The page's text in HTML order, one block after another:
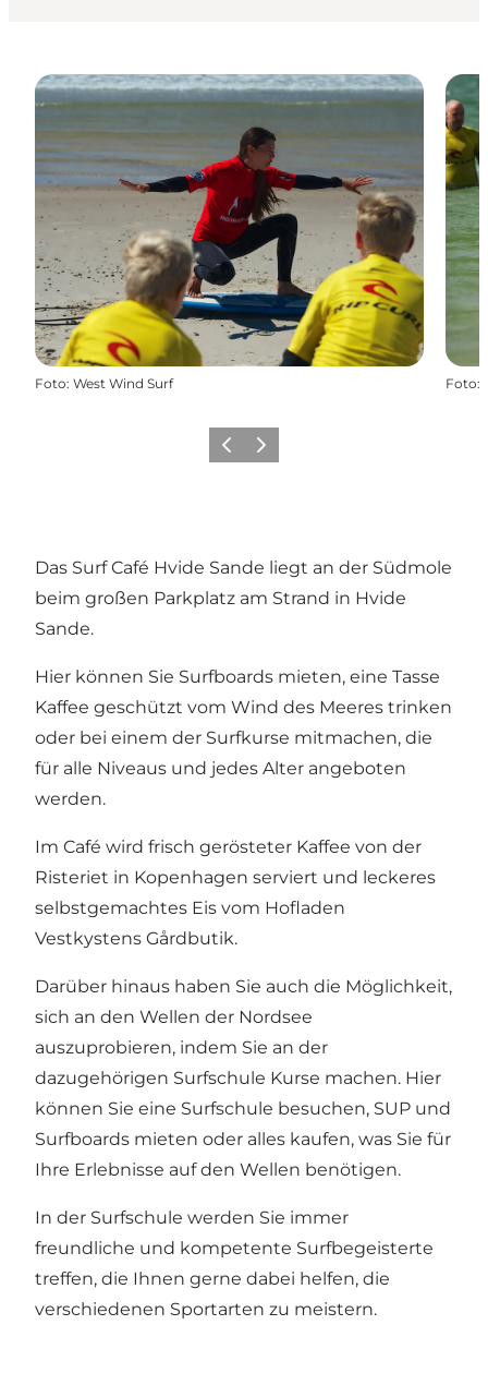
Foto: West Wind Surf Foto:
ZurückWeiter
Das Surf Café Hvide Sande liegt an der Südmole
beim großen Parkplatz am Strand in Hvide
Sande.
Hier können Sie Surfboards mieten, eine Tasse
Kaffee geschützt vom Wind des Meeres trinken
oder bei einem der Surfkurse mitmachen, die
für alle Niveaus und jedes Alter angeboten
werden.
Im Café wird frisch gerösteter Kaffee von der
Risteriet in Kopenhagen serviert und leckeres
selbstgemachtes Eis vom Hofladen
Vestkystens Gårdbutik.
Darüber hinaus haben Sie auch die Möglichkeit,
sich an den Wellen der Nordsee
auszuprobieren, indem Sie an der
dazugehörigen Surfschule Kurse machen. Hier
können Sie eine Surfschule besuchen, SUP und
Surfboards mieten oder alles kaufen, was Sie für
Ihre Erlebnisse auf den Wellen benötigen.
In der Surfschule werden Sie immer
freundliche und kompetente Surfbegeisterte
treffen, die Ihnen gerne dabei helfen, die
verschiedenen Sportarten zu meistern.